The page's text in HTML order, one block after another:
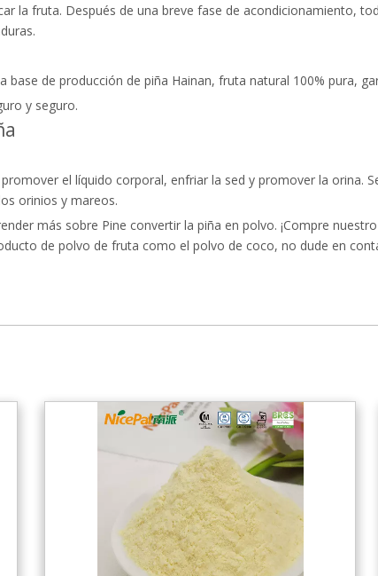
la fruta. Después de una breve fase de acondicionamiento,
base de producción de piña Hainan, fruta natural 100% pura,
y seguro.
el líquido corporal, enfriar la sed y promover la orina.
orinios y mareos.
más sobre Pine convertir la piña en polvo. ¡Compre
de polvo de fruta como el polvo de coco, no dude en